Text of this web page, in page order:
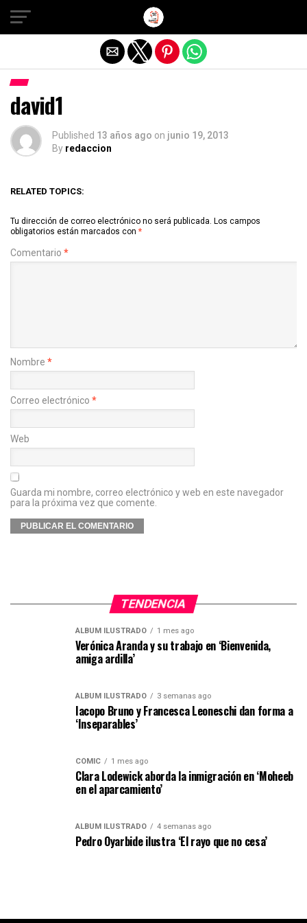
david1
Published 13 años ago on junio 19, 2013
By redaccion
RELATED TOPICS:
Tu dirección de correo electrónico no será publicada. Los campos
obligatorios están marcados con *
Comentario *
Nombre *
Correo electrónico *
Web
Guarda mi nombre, correo electrónico y web en este navegador
para la próxima vez que comente.
TENDENCIA
ÁLBUM ILUSTRADO 1 mes ago
Verónica Aranda y su trabajo en ‘Bienvenida,
amiga ardilla’
ÁLBUM ILUSTRADO 3 semanas ago
Iacopo Bruno y Francesca Leoneschi dan forma a
‘Inseparables’
CÓMIC 1 mes ago
Clara Lodewick aborda la inmigración en ‘Moheeb
en el aparcamiento’
ÁLBUM ILUSTRADO 4 semanas ago
Pedro Oyarbide ilustra ‘El rayo que no cesa’
Salir de la versión móvil